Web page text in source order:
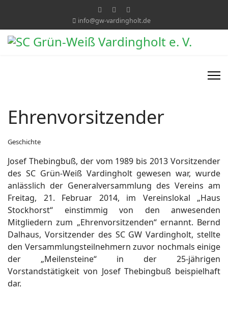
info@gw-vardingholt.de
Ehrenvorsitzender
Geschichte
Josef Thebingbuß, der vom 1989 bis 2013 Vorsitzender
des SC Grün-Weiß Vardingholt gewesen war, wurde
anlässlich der Generalversammlung des Vereins am
Freitag, 21. Februar 2014, im Vereinslokal „Haus
Stockhorst“ einstimmig von den anwesenden
Mitgliedern zum „Ehrenvorsitzenden“ ernannt. Bernd
Dalhaus, Vorsitzender des SC GW Vardingholt, stellte
den Versammlungsteilnehmern zuvor nochmals einige
der „Meilensteine“ in der 25-jährigen
Vorstandstätigkeit von Josef Thebingbuß beispielhaft
dar.